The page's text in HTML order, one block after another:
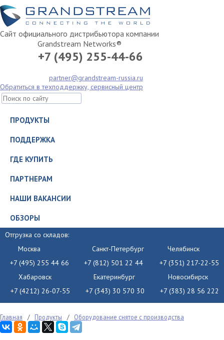
Сайт официального дистрибьютора компании
Grandstream Networks®
+7 (495) 255-44-66
partner@grandstream-russia.ru
Обратиться в техподдержку, сервисный центр
ПРОДУКТЫ
ПОДДЕРЖКА
ГДЕ КУПИТЬ
ПАРТНЕРАМ
НАШИ ВАКАНСИИ
ОБЗОРЫ
Отгрузка со складов:
Москва
+7 (495) 255 44 66
Санкт-Петербург
+7 (812) 501 22 44
Челябинск
+7 (351) 217-22-55
Хабаровск
+7 (4212) 26-07-55
Екатеринбург
+7 (343) 30 570 30
Новосибирск
+7 (383) 28 56 222
Главная / Продукты / Оборудование снятое с производства